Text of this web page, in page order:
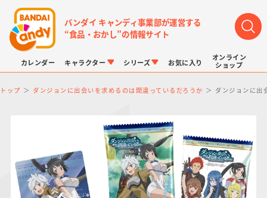
バンダイ キャンディ事業部が運営する
“食品・おかし”の情報サイト
カレンダー キャラクター
LINK TRAVELERS プリキュアシリーズ ドラゴンボール
シリーズ
チョコボックス チョコサプ ポケモンキッズ
お気に入り
オンライン
ショップ
トップ ダンジョンに出会いを求めるのは間違っているだろうか ダンジョンに出